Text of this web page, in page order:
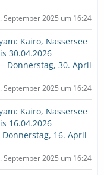
September 2025 um 16:24
Kairo, Nassersee
30.04.2026
Donnerstag, 30. April
September 2025 um 16:24
Kairo, Nassersee
16.04.2026
16. April
September 2025 um 16:24